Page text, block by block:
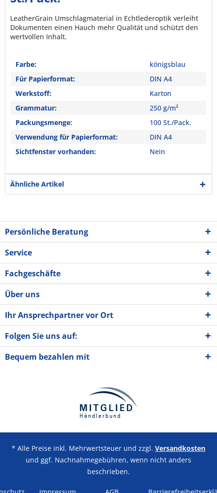
LeatherGrain Umschlagmaterial in Echtlederoptik verleiht
Dokumenten einen Hauch mehr Qualität und schützt den
wertvollen Inhalt.
Farbe:
königsblau
Für Papierformat:
DIN A4
Werkstoff:
Karton
Grammatur:
250 g/m²
Packungsmenge:
100 St./Pack.
Verwendung für Papierformat:
DIN A4
Sichtfenster vorhanden:
Nein
Ähnliche Artikel
Persönliche Beratung
Service
Fachgeschäfte
Über uns
Ihr Ansprechpartner vor Ort
Folgen Sie uns auf:
Bequem bezahlen mit
* Alle Preise inkl. Mehrwertsteuer und zzgl. Versandkosten
und ggf. Nachnahmegebühren, wenn nicht anders
beschrieben.